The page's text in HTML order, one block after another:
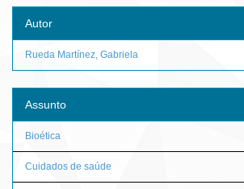
Autor
Rueda Martínez, Gabriela
Assunto
Bioética
Cuidados de saúde